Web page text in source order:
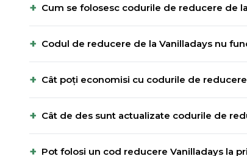
+ Cum se folosesc codurile de reducere de
+ Codul de reducere de la Vanilladays nu
+ Cât poți economisi cu codurile de
+ Cât de des sunt actualizate codurile de
+ Pot folosi un cod reducere Vanilladays la